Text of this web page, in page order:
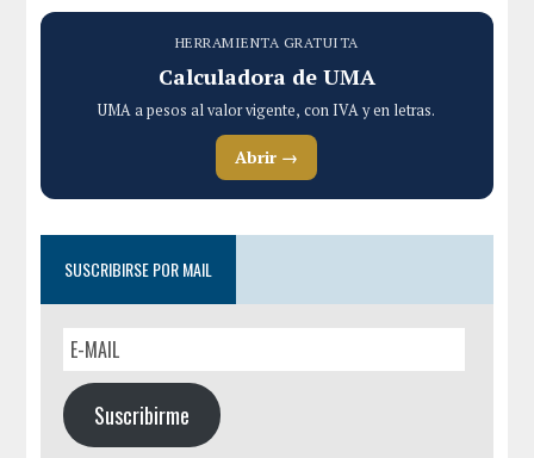
HERRAMIENTA GRATUITA
Calculadora de UMA
UMA a pesos al valor vigente, con IVA y en letras.
Abrir →
SUSCRIBIRSE POR MAIL
Suscribirme